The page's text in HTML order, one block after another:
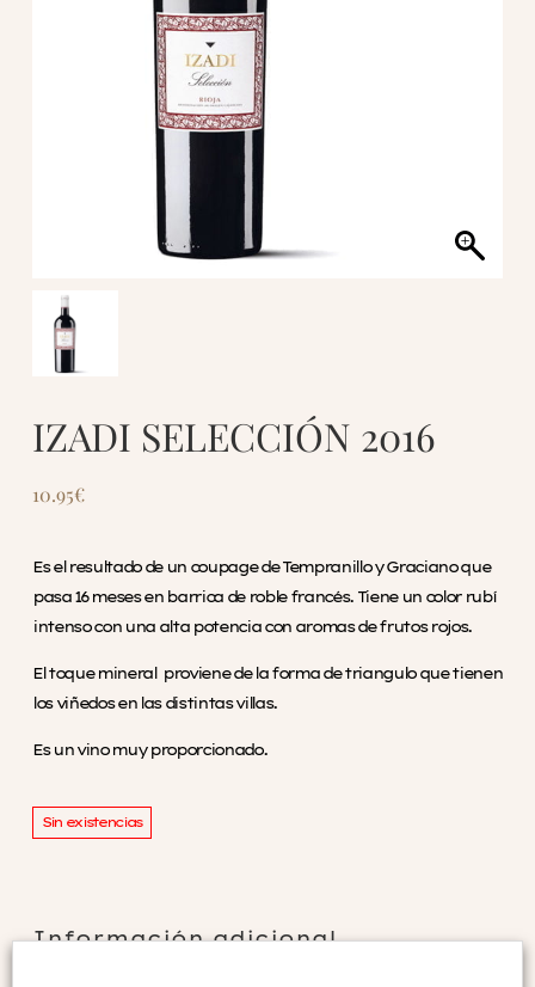
IZADI SELECCIÓN 2016
10.95€
Es el resultado de un coupage de Tempranillo y Graciano que
pasa 16 meses en barrica de roble francés. Tiene un color rubí
intenso con una alta potencia con aromas de frutos rojos.
El toque mineral proviene de la forma de triangulo que tienen
los viñedos en las distintas villas.
Es un vino muy proporcionado.
Sin existencias
Información adicional